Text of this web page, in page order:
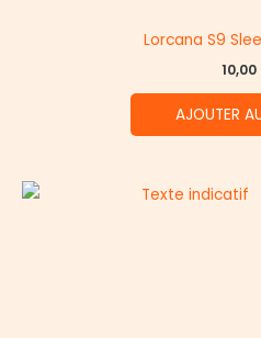
Lorcana S9
10,00
AJOUTER